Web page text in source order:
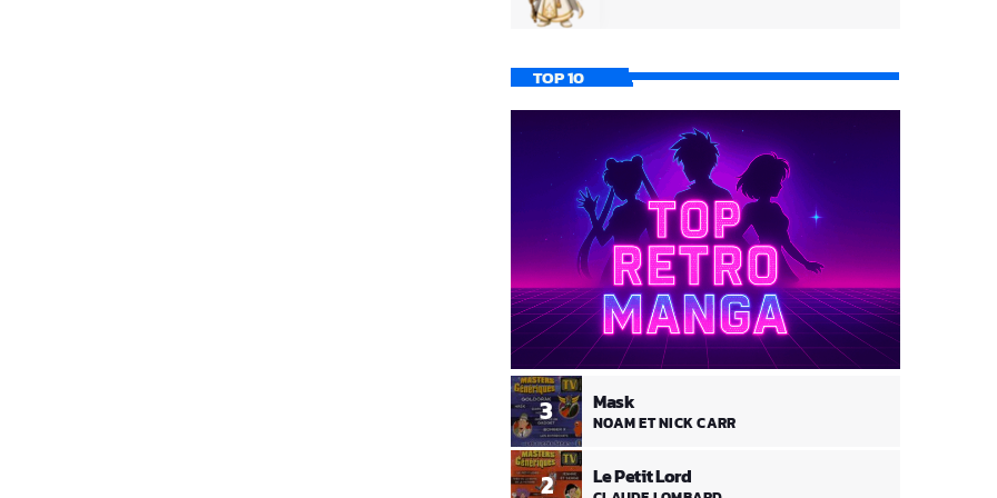
TOP 10
2 Le Petit Lord
3 Mask
NOAM ET NICK CARR